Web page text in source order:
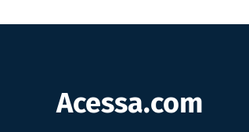
Acessa.com